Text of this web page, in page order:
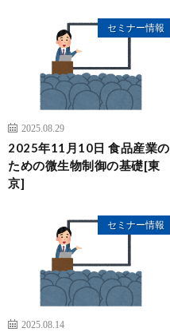
セミナー情報
2025.08.29
2025年11月10日 食品産業の
ための微生物制御の基礎[東
京]
セミナー情報
2025.08.14